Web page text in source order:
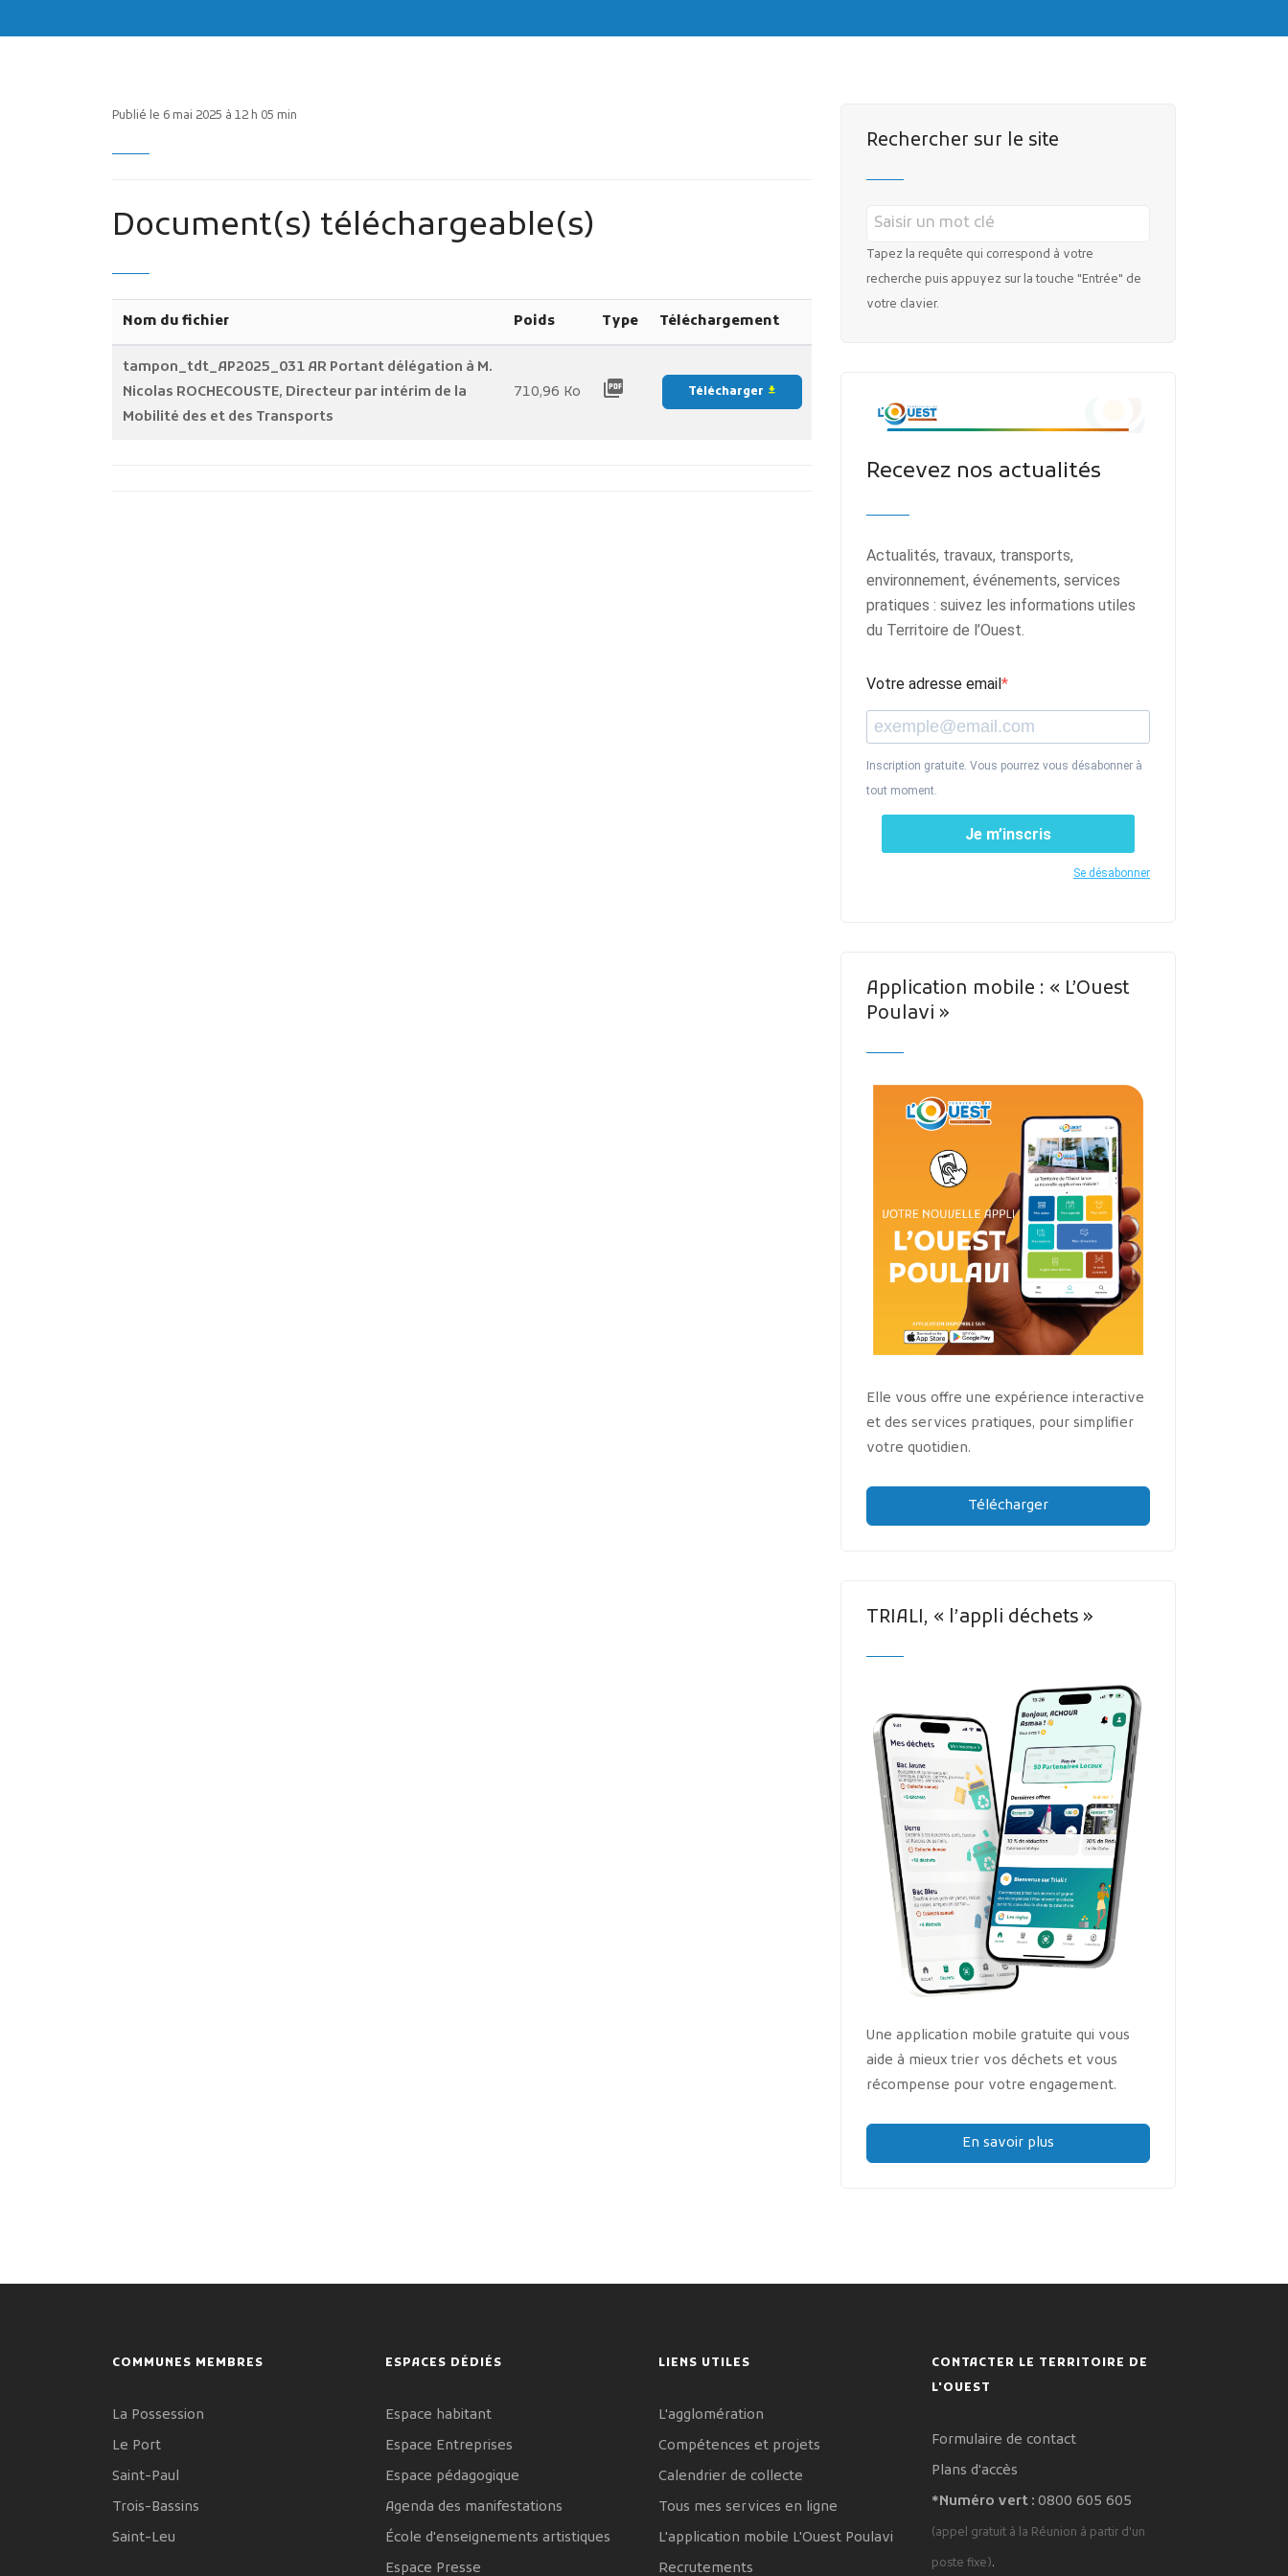
Publicité des actes
Marchés publics
Projets financés par l'Europe
Publié le 6 mai 2025 à 12 h 05 min
Document(s) téléchargeable(s)
Nom du fichier Poids Type Téléchargement
tampon_tdt_AP2025_031 AR Portant délégation à M.
Nicolas ROCHECOUSTE, Directeur par intérim de la
Mobilité des et des Transports
710,96 Ko picture_as_pdf Télécharger file_download
Rechercher sur le site
Tapez la requête qui correspond à votre
recherche puis appuyez sur la touche "Entrée" de
votre clavier.
Recevez nos actualités
Actualités, travaux, transports,
environnement, événements, services
pratiques : suivez les informations utiles
du Territoire de l’Ouest.
Votre adresse email
Inscription gratuite. Vous pourrez vous désabonner à
tout moment.
Je m’inscris
Se désabonner
Application mobile : « L’Ouest
Poulavi »
Elle vous offre une expérience interactive
et des services pratiques, pour simplifier
votre quotidien.
Télécharger
TRIALI, « l’appli déchets »
Une application mobile gratuite qui vous
aide à mieux trier vos déchets et vous
récompense pour votre engagement.
En savoir plus
COMMUNES MEMBRES
La Possession
Le Port
Saint-Paul
Trois-Bassins
Saint-Leu
ESPACES DÉDIÉS
Espace habitant
Espace Entreprises
Espace pédagogique
Agenda des manifestations
École d'enseignements artistiques
Espace Presse
LIENS UTILES
L'agglomération
Compétences et projets
Calendrier de collecte
Tous mes services en ligne
L'application mobile L'Ouest Poulavi
Recrutements
CONTACTER LE TERRITOIRE DE
L'OUEST
Formulaire de contact
Plans d'accès
*Numéro vert : 0800 605 605
(appel gratuit à la Réunion à partir d'un
poste fixe).